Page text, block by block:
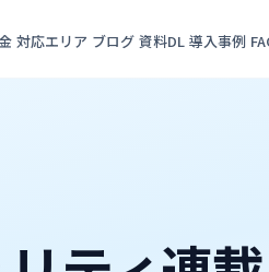
対応エリア ブログ 資料DL 導入事例